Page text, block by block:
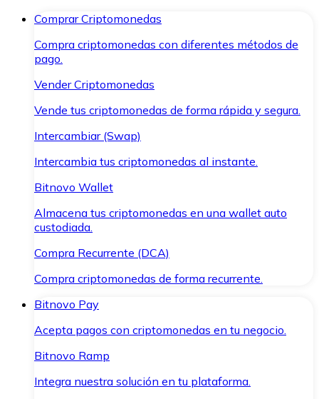
Comprar Criptomonedas
Compra criptomonedas con diferentes métodos de
pago.
Vender Criptomonedas
Vende tus criptomonedas de forma rápida y segura.
Intercambiar (Swap)
Intercambia tus criptomonedas al instante.
Bitnovo Wallet
Almacena tus criptomonedas en una wallet auto
custodiada.
Compra Recurrente (DCA)
Compra criptomonedas de forma recurrente.
Bitnovo Pay
Acepta pagos con criptomonedas en tu negocio.
Bitnovo Ramp
Integra nuestra solución en tu plataforma.